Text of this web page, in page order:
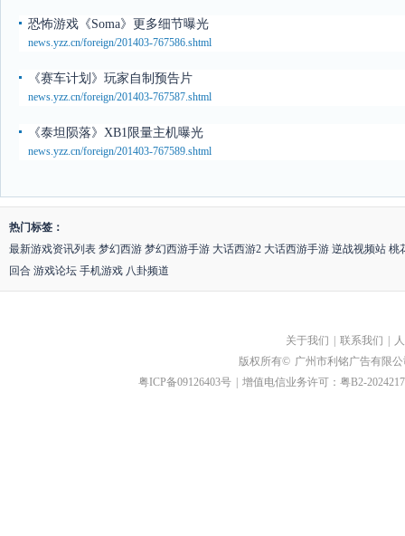
恐怖游戏《Soma》更多细节曝光
news.yzz.cn/foreign/201403-767586.shtml
《赛车计划》玩家自制预告片
news.yzz.cn/foreign/201403-767587.shtml
《泰坦陨落》XB1限量主机曝光
news.yzz.cn/foreign/201403-767589.shtml
热门标签：
最新游戏资讯列表 梦幻西游 梦幻西游手游 大话西游2 大话西游手游 逆战视频站 桃
回合 游戏论坛 手机游戏 八卦频道
关于我们 联系我们
版权所有© 广州市利铭广告有限
粤ICP备09126403号
增值电信业务许可：粤B2-